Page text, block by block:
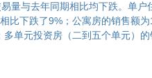
量与去年同期相比均下跌。单户
比下跌了9%；公寓房的销售额
单元投资房（二到五个单元）